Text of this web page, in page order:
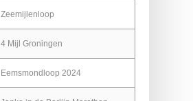
Zeemijlenloop
4 Mijl Groningen
Eemsmondloop 2024